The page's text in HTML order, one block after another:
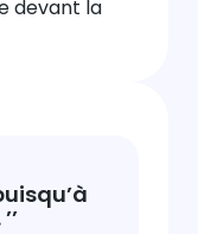
devant la